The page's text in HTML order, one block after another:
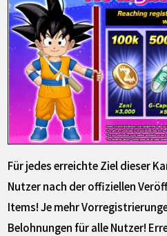
Für jedes erreichte Ziel dieser
Nutzer nach der offiziellen
Items! Je mehr
Belohnungen für alle Nutzer!